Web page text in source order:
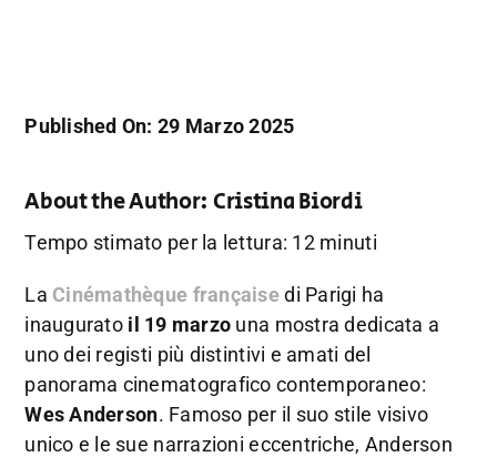
Published On: 29 Marzo 2025
About the Author: Cristina Biordi
Tempo stimato per la lettura: 12 minuti
La Cinémathèque française di Parigi ha
inaugurato il 19 marzo una mostra dedicata a
uno dei registi più distintivi e amati del
panorama cinematografico contemporaneo:
Wes Anderson. Famoso per il suo stile visivo
unico e le sue narrazioni eccentriche, Anderson